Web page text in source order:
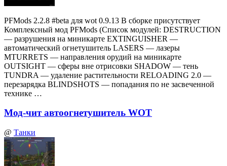
PFMods 2.2.8 #beta для wot 0.9.13 В сборке присутствует
Комплексный мод PFMods (Список модулей: DESTRUCTION
— разрушения на миникарте EXTINGUISHER —
автоматический огнетушитель LASERS — лазеры
MTURRETS — направления орудий на миникарте
OUTSIGHT — сферы вне отрисовки SHADOW — тень
TUNDRA — удаление растительности RELOADING 2.0 —
перезарядка BLINDSHOTS — попадания по не засвеченной
технике …
Мод-чит автоогнетушитель WOT
@ Танки